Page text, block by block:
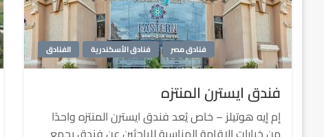
الفنادق فنادق الأسكندرية فنادق مصر
فندق ايسترن المنتزه
إم إيه هوتيلز – خاص يُعد فندق ايسترن المنتزه واحدًا